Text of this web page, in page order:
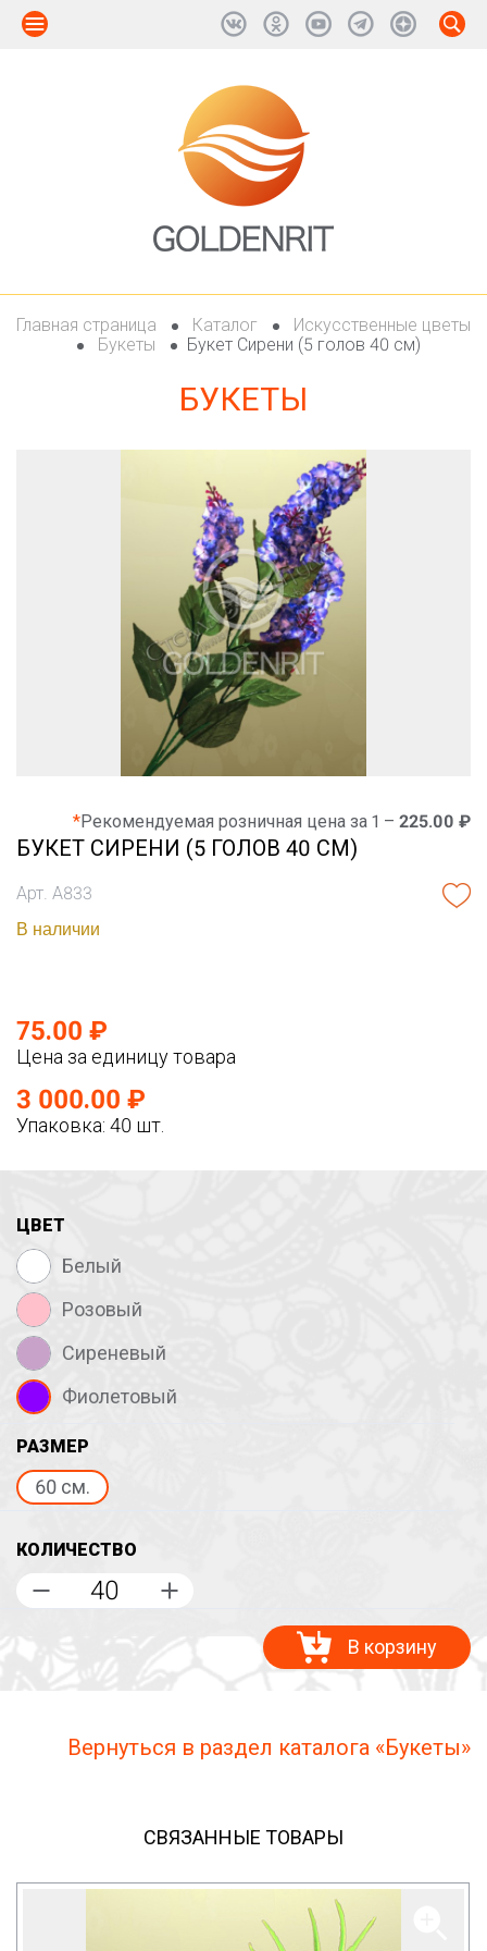
Главная страница Каталог
Искусственные цветы
Букеты
Букет Сирени (5 голов 40 см)
БУКЕТЫ
*Рекомендуемая розничная цена за 1 – 225.00 ₽
БУКЕТ СИРЕНИ (5 ГОЛОВ 40 СМ)
Арт. А833
В наличии
75.00 ₽
Цена за единицу товара
3 000.00 ₽
Упаковка: 40 шт.
ЦВЕТ
Белый
Розовый
Сиреневый
Фиолетовый
РАЗМЕР
60 см.
КОЛИЧЕСТВО
В корзину
Вернуться в раздел каталога «Букеты»
СВЯЗАННЫЕ ТОВАРЫ